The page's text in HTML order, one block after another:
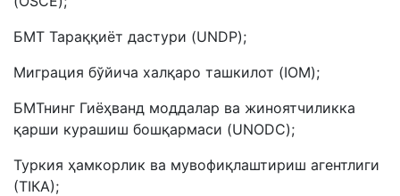
БМТ Тараққиёт дастури (UNDP);
Миграция бўйича халқаро ташкилот (IOM);
БМТнинг Гиёҳванд моддалар ва жиноятчиликка
қарши курашиш бошқармаси (UNODC);
Туркия ҳамкорлик ва мувофиқлаштириш агентлиги
(ТIКА);